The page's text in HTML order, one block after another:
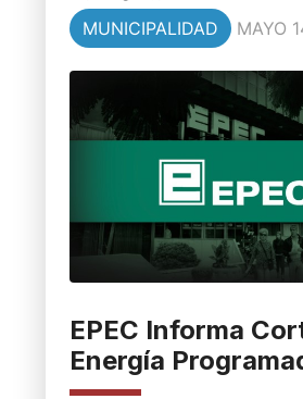
MUNICIPALIDAD
MAYO
EPEC Informa
Energía